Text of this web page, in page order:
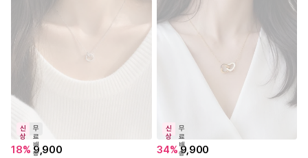
신
상
무
료
배
송
18% 9,900
신
상
무
료
배
송
34%9,900